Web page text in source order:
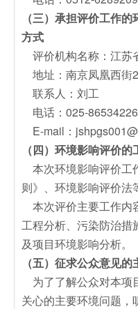
（三）承担评价工作
方式
评价机构名称：江苏
地址：南京凤凰西街
联系人：刘工
电话：025-86534226
E-mail：
（四）环境影响评价
本次环境影响评价工
则》、环境影响评价法
本次评价主要工作内
工程分析、污染防治措
及项目环境影响分析。
（五）征求公众意见的
为了了解公众对本项
关心的主要环境问题，